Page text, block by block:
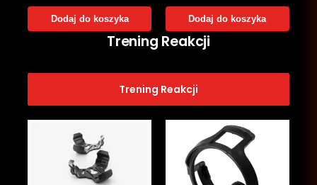
Dodaj do koszyka Dodaj do koszyka
Trening Reakcji
Trening Reakcji